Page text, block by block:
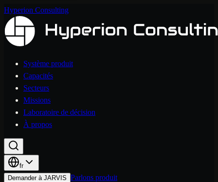
Hyperion Consulting
Système produit
Capacités
Secteurs
Missions
Laboratoire de décision
À propos
fr
Demander à JARVIS Parlons produit